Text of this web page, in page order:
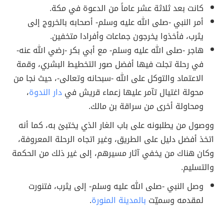
كانت بعد ثلاثة عشر عاماً من الدعوة في مكة.
أمر النبي -صلى الله عليه وسلم- أصحابه بالخروج إلى
يثرب، فأخذوا يخرجون جماعات وأفرادا متخفين.
هاجر -صلى الله عليه وسلم- مع أبي بكر -رضي الله عنه-
في رحلة تجلت فيها أفضل صور التخطيط البشري، وقمة
الاعتماد والتوكل على الله -سبحانه وتعالى-، حيث نجا من
محولة اغتيال تآمر عليها زعماء قريش فيدار الندوة،
ومحاولة أخرى من سراقة بن مالك.
ووصول من يطلبونه على باب الغار الذي يختبئ به، كما أنه
اتخذ أفضل دليل على الطريق، وغير اتجاه الرحلة المعروفة،
وكان هناك من يخفي آثار مسيرهم، إلى غير ذلك من الحكمة
والتسليم.
وصل النبي -صلى الله عليه وسلم- إلى يثرب، فتنورت
لمقدمه وسميّت بالمدينة المنورة.